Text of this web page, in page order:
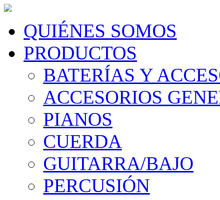
QUIÉNES SOMOS
PRODUCTOS
BATERÍAS Y
ACCESORIOS
PIANOS
CUERDA
GUITARRA/BAJO
PERCUSIÓN